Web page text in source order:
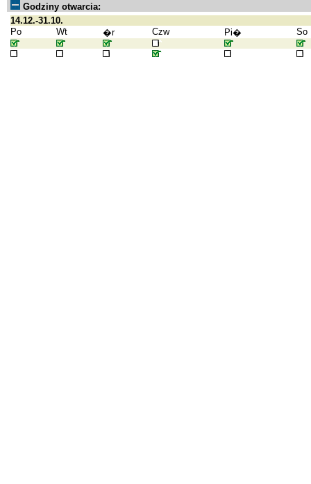
Godziny otwarcia:
14.12.-31.10.
Po
Wt �r Czw Pi� So